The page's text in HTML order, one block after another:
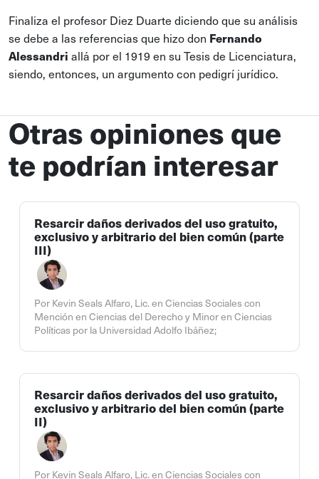
Finaliza el profesor Diez Duarte diciendo que su análisis
se debe a las referencias que hizo don Fernando
Alessandri allá por el 1919 en su Tesis de Licenciatura,
siendo, entonces, un argumento con pedigrí jurídico.
Otras opiniones que
te podrían interesar
Resarcir daños derivados del uso gratuito,
exclusivo y arbitrario del bien común (parte
III)
Por Kevin Seals Alfaro, Lic. en Ciencias Sociales con
Mención en Ciencias del Derecho y Minor en Ciencias
Políticas por la Universidad Adolfo Ibáñez;
Resarcir daños derivados del uso gratuito,
exclusivo y arbitrario del bien común (parte
II)
Por Kevin Seals Alfaro, Lic. en Ciencias Sociales con